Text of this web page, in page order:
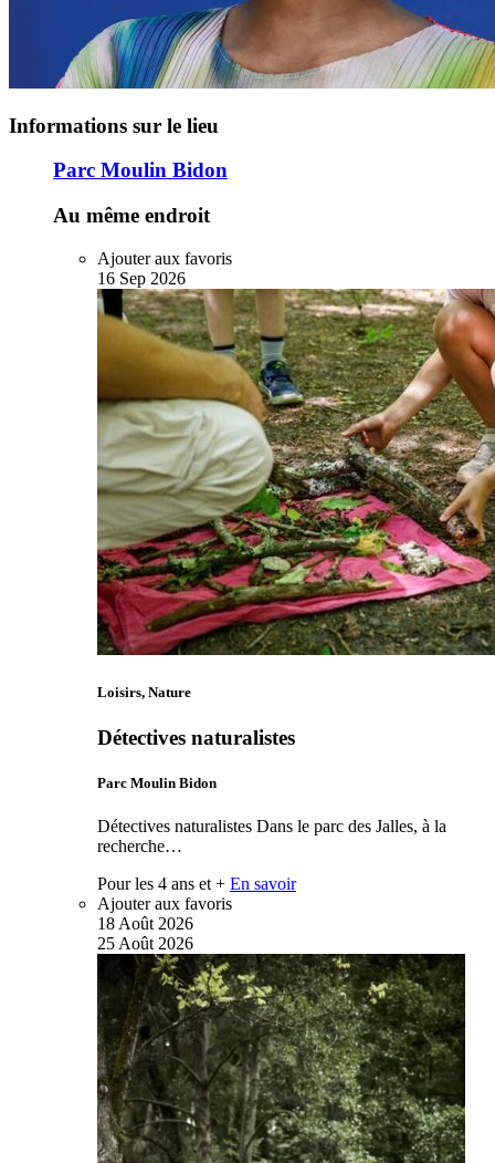
Informations sur le lieu
Parc Moulin Bidon
Au même endroit
Ajouter aux favoris
16 Sep 2026
Loisirs, Nature
Détectives naturalistes
Parc Moulin Bidon
Détectives naturalistes Dans le parc des Jalles, à la
recherche…
Pour les 4 ans et + En savoir
Ajouter aux favoris
18Août 2026
25Août 2026